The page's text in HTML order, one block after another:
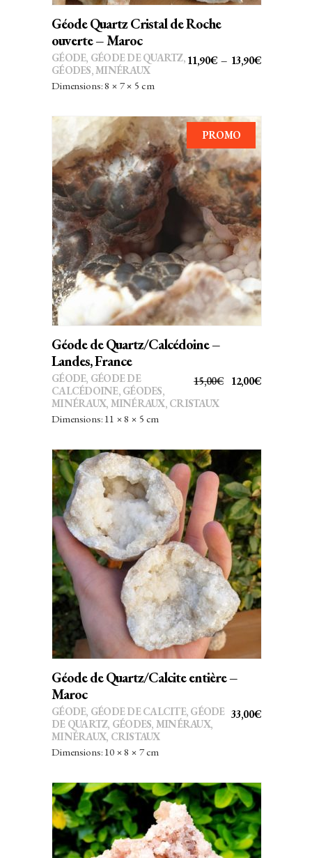
sur
du
produit
Géode Quartz Cristal de Roche
ouverte – Maroc
11,90€ – 13,90€PLAGE
11,90€
GÉODE, GÉODE DE QUARTZ,
GÉODES,MINÉRAUX
Dimensions: 8 × 7 × 5 cm
PROMO
AJOUTER AU PANIER
Géode de Quartz/Calcédoine –
Landes, France
15,00€
LE
15,00€.
12,00€LE
12,00€.
GÉODE, GÉODE DE
CALCÉDOINE, GÉODES,
MINÉRAUX, MINÉRAUX, CRISTAUX
Dimensions: 11 × 8 × 5 cm
AJOUTER AU PANIER
Géode de Quartz/Calcite entière –
Maroc
33,00€
GÉODE, GÉODE DE CALCITE, GÉODE
DE QUARTZ, GÉODES, MINÉRAUX,
MINÉRAUX, CRISTAUX
Dimensions: 10 × 8 × 7 cm